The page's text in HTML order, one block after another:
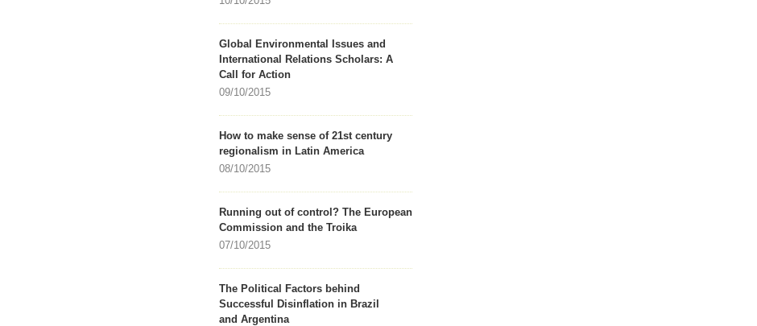
Global Environmental Issues and
International Relations Scholars: A
Call for Action
09/10/2015
How to make sense of 21st century
regionalism in Latin America
08/10/2015
Running out of control? The European
Commission and the Troika
07/10/2015
The Political Factors behind
Successful Disinflation in Brazil
and Argentina